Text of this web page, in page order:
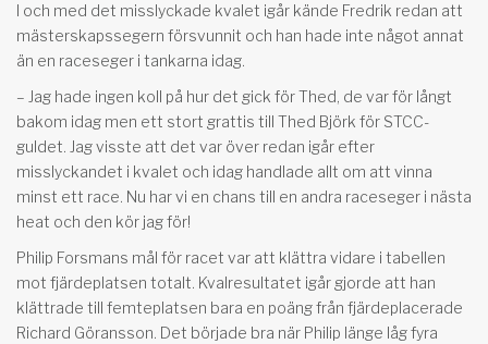
I och med det misslyckade kvalet igår kände Fredrik redan att
mästerskapssegern försvunnit och han hade inte något annat
än en raceseger i tankarna idag.
– Jag hade ingen koll på hur det gick för Thed, de var för långt
bakom idag men ett stort grattis till Thed Björk för STCC-
guldet. Jag visste att det var över redan igår efter
misslyckandet i kvalet och idag handlade allt om att vinna
minst ett race. Nu har vi en chans till en andra raceseger i nästa
heat och den kör jag för!
Philip Forsmans mål för racet var att klättra vidare i tabellen
mot fjärdeplatsen totalt. Kvalresultatet igår gjorde att han
klättrade till femteplatsen bara en poäng från fjärdeplacerade
Richard Göransson. Det började bra när Philip länge låg fyra